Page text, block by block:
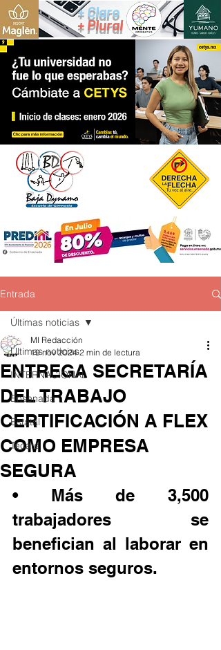
+ Claro
+ Plural
Entrada
Últimas noticias
INTERNACIONAL
Ensenada
Estatal
Tecate
Últimas noticias
ENTREGA SECRETARÍA
DEL TRABAJO
CERTIFICACIÓN A FLEX
COMO EMPRESA
SEGURA
MI Redacción
19 nov 2024 2 min de lectura
• Más de 3,500
trabajadores se
benefician al laborar en
entornos seguros.